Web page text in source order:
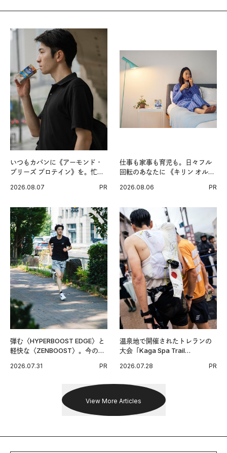
いつもカバンに《アーモンド・
ブリーズ プロテイン》を。忙し
グ習慣。
2026.08.07 PR
仕事も家事も育児も。日々フル
回転のあなたに 《キリン オルニ
2026.08.06 PR
弾む〈HYPERBOOST EDGE〉と
軽快な〈ZENBOOST〉。今の時
出した新機軸。
2026.07.31 PR
温泉地で開催されたトレランの
大会「Kaga Spa Trail
戦を夢見るランナーたちの奮闘
2026.07.28 PR
View More Articles